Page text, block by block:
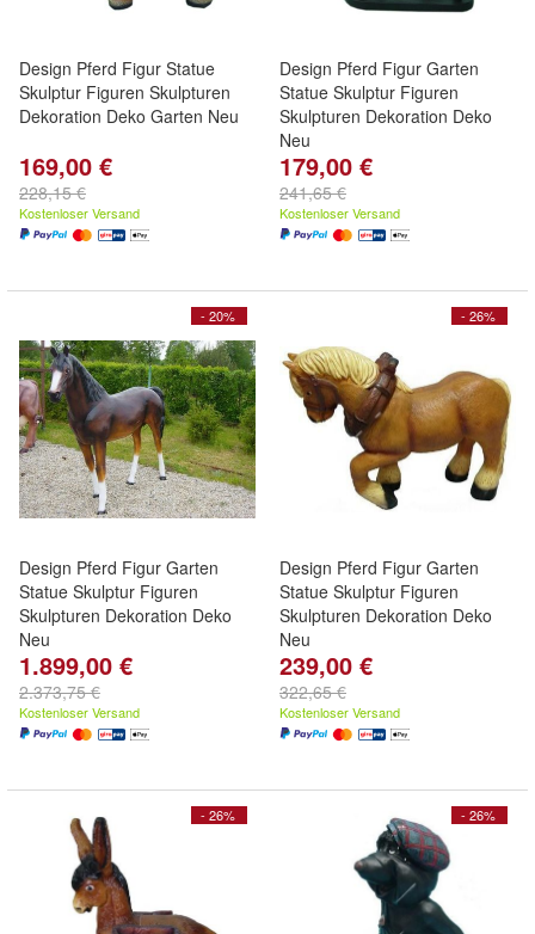
Design Pferd Figur Statue
Skulptur Figuren Skulpturen
Dekoration Deko Garten Neu
169,00 €
228,15 €
Kostenloser Versand
Design Pferd Figur Garten
Statue Skulptur Figuren
Skulpturen Dekoration Deko
Neu
179,00 €
241,65 €
Kostenloser Versand
- 20%
Design Pferd Figur Garten
Statue Skulptur Figuren
Skulpturen Dekoration Deko
Neu
1.899,00 €
2.373,75 €
Kostenloser Versand
- 26%
Design Pferd Figur Garten
Statue Skulptur Figuren
Skulpturen Dekoration Deko
Neu
239,00 €
322,65 €
Kostenloser Versand
- 26% - 26%